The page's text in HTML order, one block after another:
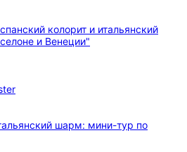
шарм: мини-тур по